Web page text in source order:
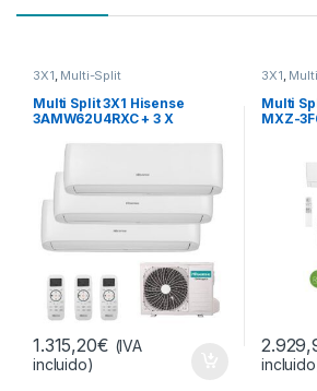
3X1, Multi-Split
Multi Split 3X1 Hisense
3AMW62U4RXC + 3 X
1.315,20€ (IVA
incluido)
3X1,
Multi
MXZ-